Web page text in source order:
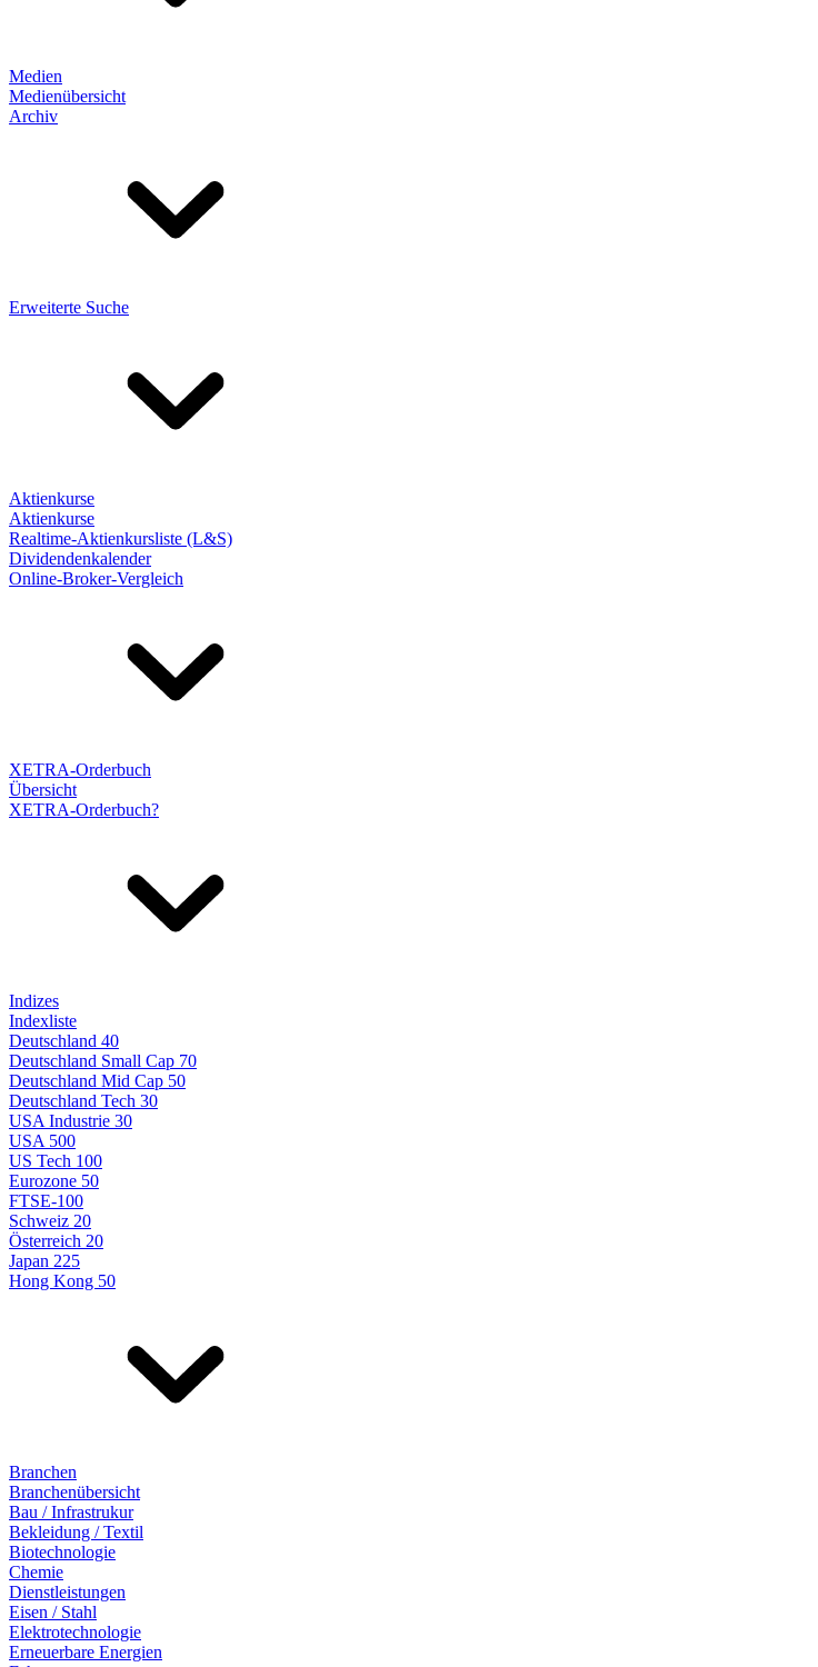
Medien
Medienübersicht
Archiv
Erweiterte Suche
Aktienkurse
Aktienkurse
Realtime-Aktienkursliste (L&S)
Dividendenkalender
Online-Broker-Vergleich
XETRA-Orderbuch
Übersicht
XETRA-Orderbuch?
Indizes
Indexliste
Deutschland 40
Deutschland Small Cap 70
Deutschland Mid Cap 50
Deutschland Tech 30
USA Industrie 30
USA 500
US Tech 100
Eurozone 50
FTSE-100
Schweiz 20
Österreich 20
Japan 225
Hong Kong 50
Branchen
Branchenübersicht
Bau / Infrastrukur
Bekleidung / Textil
Biotechnologie
Chemie
Dienstleistungen
Eisen / Stahl
Elektrotechnologie
Erneuerbare Energien